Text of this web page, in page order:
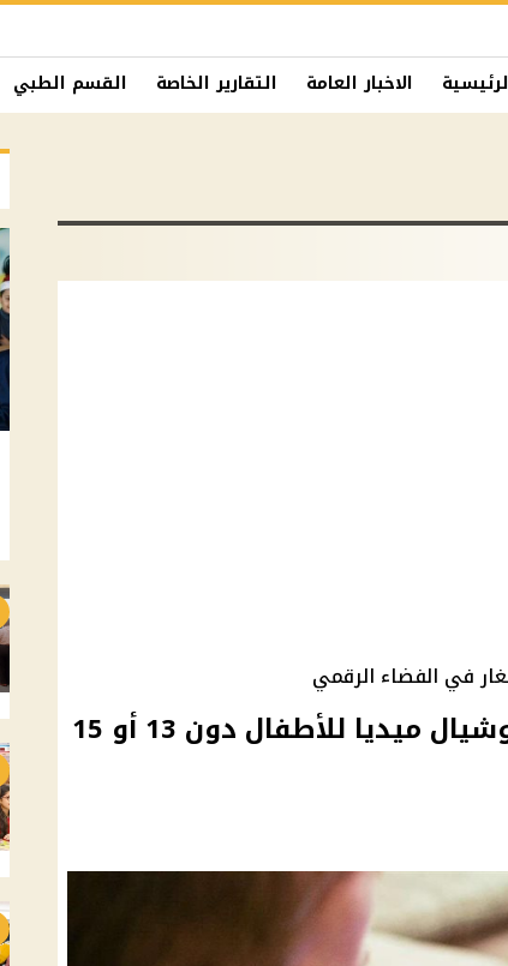
الاخبار العامة التقارير الخاصة القسم الطبي
في الفضاء الرقمي
البرلمان يناقش حظر السوشيال ميديا للأطفال دون 13 أو 15